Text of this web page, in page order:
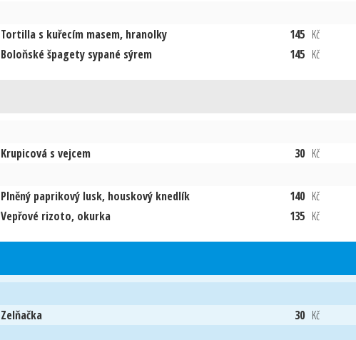
Tortilla s kuřecím masem, hranolky 145Kč
Boloňské špagety sypané sýrem 145Kč
Krupicová s vejcem
30Kč
Plněný paprikový lusk, houskový knedlík 140Kč
Vepřové rizoto, okurka 135Kč
Zelňačka
30Kč